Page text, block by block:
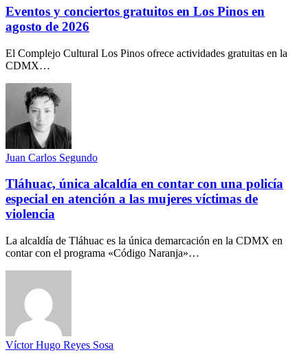
Eventos y conciertos gratuitos en Los Pinos en
agosto de 2026
El Complejo Cultural Los Pinos ofrece actividades gratuitas en la
CDMX…
Juan Carlos Segundo
Tláhuac, única alcaldía en contar con una policía
especial en atención a las mujeres víctimas de
violencia
La alcaldía de Tláhuac es la única demarcación en la CDMX en
contar con el programa «Código Naranja»…
Víctor Hugo Reyes Sosa